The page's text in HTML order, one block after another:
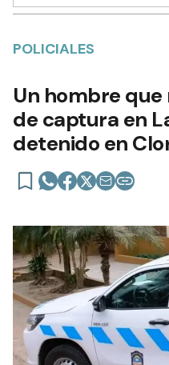
POLICIALES
Un hombre
de captura en
detenido en